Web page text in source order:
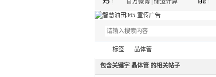
官方微博 储运计算
标签 晶体管
包含关键字 晶体管 的相关帖子